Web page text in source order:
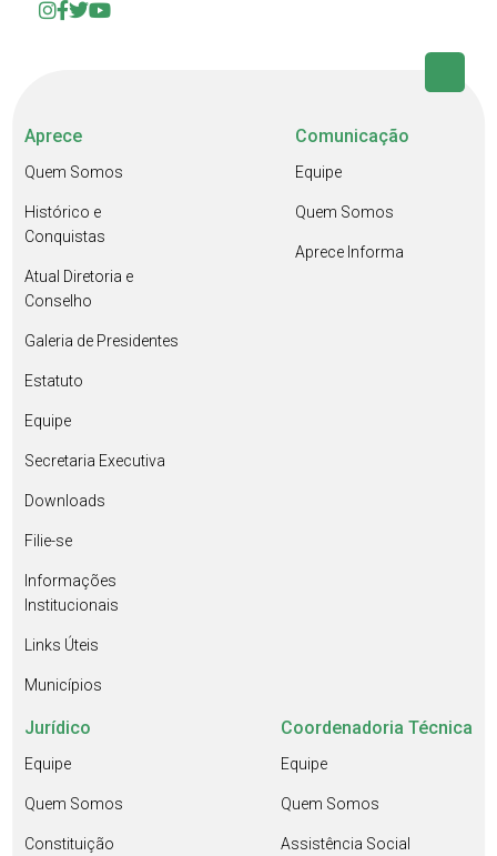
Aprece
Quem Somos
Histórico e
Conquistas
Atual Diretoria e
Conselho
Galeria de Presidentes
Estatuto
Equipe
Secretaria Executiva
Downloads
Filie-se
Informações
Institucionais
Links Úteis
Municípios
Comunicação
Equipe
Quem Somos
Aprece Informa
Jurídico
Equipe
Quem Somos
Constituição
Coordenadoria Técnica
Equipe
Quem Somos
Assistência Social